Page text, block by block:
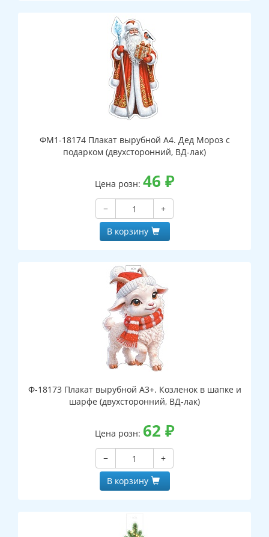
ФМ1-18174 Плакат вырубной А4. Дед Мороз с
подарком (двухсторонний, ВД-лак)
Цена розн: 46 ₽
−
+
В корзину
Ф-18173 Плакат вырубной А3+. Козленок в шапке и
шарфе (двухсторонний, ВД-лак)
Цена розн: 62 ₽
−
+
В корзину